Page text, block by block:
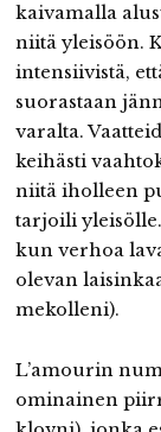
kaivamalla
niitä yleisöön.
intensiivistä,
suorastaan
varalta.
keihästi
niitä iholleen
tarjoili
kun verhoa
olevan
mekolleni).
L’amourin
ominainen